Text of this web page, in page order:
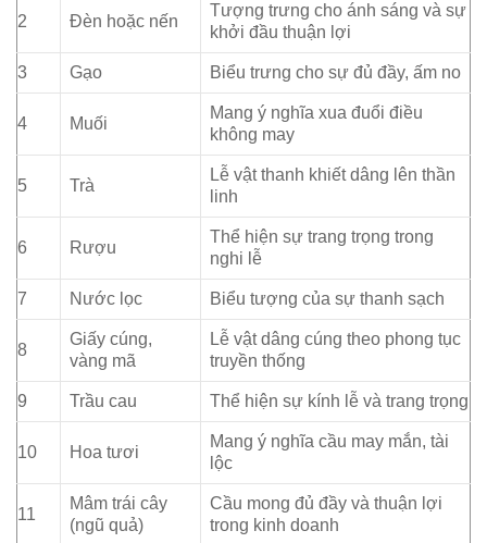
2 Đèn hoặc nến
Tượng trưng cho ánh sáng và sự
khởi đầu thuận lợi
3 Gạo Biểu trưng cho sự đủ đầy, ấm no
4 Muối
Mang ý nghĩa xua đuổi điều
không may
5 Trà
Lễ vật thanh khiết dâng lên thần
linh
6 Rượu
Thể hiện sự trang trọng trong
nghi lễ
7 Nước lọc Biểu tượng của sự thanh sạch
8
Giấy cúng,
vàng mã
Lễ vật dâng cúng theo phong tục
truyền thống
9 Trầu cau Thể hiện sự kính lễ và trang trọng
10 Hoa tươi
Mang ý nghĩa cầu may mắn, tài
lộc
11
Mâm trái cây
(ngũ quả)
Cầu mong đủ đầy và thuận lợi
trong kinh doanh